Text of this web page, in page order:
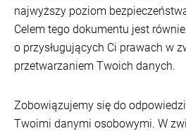
najwyższy poziom
Celem tego dokumentu jest
o przysługujących Ci prawach w
przetwarzaniem Twoich danych.
Zobowiązujemy się do
Twoimi danymi osobowymi. W